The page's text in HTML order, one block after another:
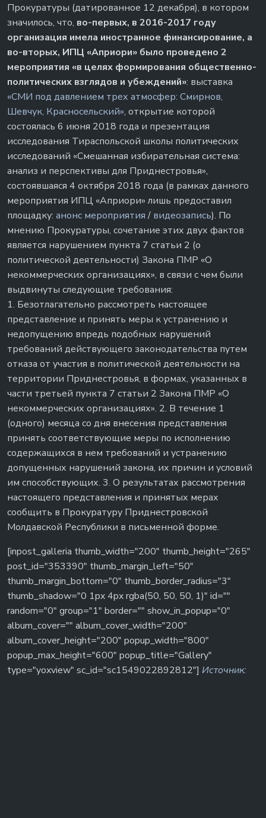
Прокуратуры (датированное 12 декабря), в котором
значилось, что, во-первых, в 2016-2017 году
организация имела иностранное финансирование, а
во-вторых, ИПЦ «Априори» было проведено 2
мероприятия «в целях формирования общественно-
политических взглядов и убеждений»: выставка
«СМИ под давлением трех атмосфер: Смирнов,
Шевчук, Красносельский», открытие которой
состоялась 6 июня 2018 года и презентация
исследования Тираспольской школы политических
исследований «Смешанная избирательная система:
анализ и перспективы для Приднестровья»,
состоявшаяся 4 октября 2018 года (в рамках данного
мероприятия ИПЦ «Априори» лишь предоставил
площадку: анонс мероприятия/ видеозапись). По
мнению Прокуратуры, сочетание этих двух фактов
является нарушением пункта 7 статьи 2 (о
политической деятельности) Закона ПМР «О
некоммерческих организациях», в связи с чем были
выдвинуты следующие требования:
1. Безотлагательно рассмотреть настоящее
представление и принять меры к устранению и
недопущению впредь подобных нарушений
требований действующего законодательства путем
отказа от участия в политической деятельности на
территории Приднестровья, в формах, указанных в
части третьей пункта 7 статьи 2 Закона ПМР «О
некоммерческих организациях». 2. В течение 1
(одного) месяца со дня внесения представления
принять соответствующие меры по исполнению
содержащихся в нем требований и устранению
допущенных нарушений закона, их причин и условий
им способствующих. 3. О результатах рассмотрения
настоящего представления и принятых мерах
сообщить в Прокуратуру Приднестровской
Молдавской Республики в письменной форме.
[inpost_galleria thumb_width="200" thumb_height="265"
post_id="353390" thumb_margin_left="50"
thumb_margin_bottom="0" thumb_border_radius="3"
thumb_shadow="0 1px 4px rgba(50, 50, 50, 1)" id=""
random="0" group="1" border="" show_in_popup="0"
album_cover="" album_cover_width="200"
album_cover_height="200" popup_width="800"
popup_max_height="600" popup_title="Gallery"
type="yoxview" sc_id="sc1549022892812"] Источник: